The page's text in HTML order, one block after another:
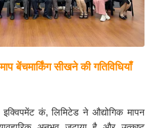
बेंचमार्किंग सीखने की गतिविधियाँ
कं, लिमिटेड ने औद्योगिक मापन